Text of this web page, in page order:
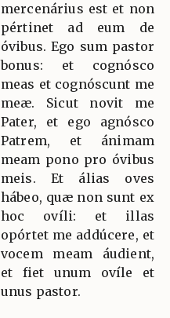
mercenárius est et non
pértinet ad eum de
óvibus. Ego sum pastor
bonus: et cognósco
meas et cognóscunt me
meæ. Sicut novit me
Pater, et ego agnósco
Patrem, et ánimam
meam pono pro óvibus
meis. Et álias oves
hábeo, quæ non sunt ex
hoc ovíli: et illas
opórtet me addúcere, et
vocem meam áudient,
et fiet unum ovíle et
unus pastor.